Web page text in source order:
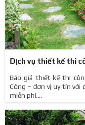
Dịch vụ thiết kế thi
Báo giá thiết kế thi
Công – đơn vị uy tín với
miễn phí....